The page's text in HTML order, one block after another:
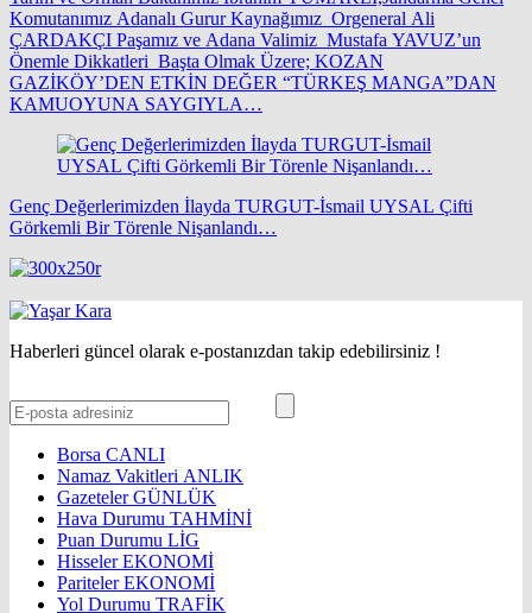
Komutanımız Adanalı Gurur Kaynağımız Orgeneral Ali
ÇARDAKÇI Paşamız ve Adana Valimiz Mustafa YAVUZ’un
Önemle Dikkatleri Başta Olmak Üzere; KOZAN
GAZİKÖY’DEN ETKİN DEĞER “TÜRKEŞ MANGA”DAN
KAMUOYUNA SAYGIYLA…
Genç Değerlerimizden İlayda TURGUT-İsmail UYSAL Çifti
Görkemli Bir Törenle Nişanlandı…
Haberleri güncel olarak e-postanızdan takip edebilirsiniz !
Borsa CANLI
Namaz Vakitleri ANLIK
GazetelerGÜNLÜK
Hava Durumu TAHMİNİ
Puan Durumu LİG
HisselerEKONOMİ
ParitelerEKONOMİ
Yol Durumu TRAFİK